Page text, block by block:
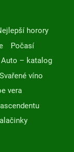
horory
Počasí
Auto – katalog
Svařené víno
vera